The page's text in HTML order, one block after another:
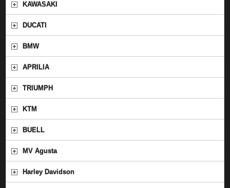
KAWASAKI
DUCATI
BMW
APRILIA
TRIUMPH
KTM
BUELL
MV Agusta
Harley Davidson